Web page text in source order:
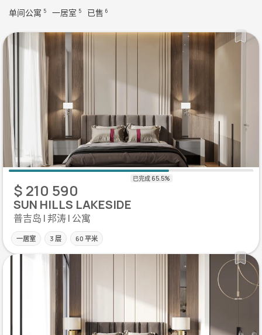
单间公寓 5 一居室 5 已售 6
$ 210 590
SUN HILLS LAKESIDE
普吉岛 | 邦涛 | 公寓
一居室 3 层 60 平米